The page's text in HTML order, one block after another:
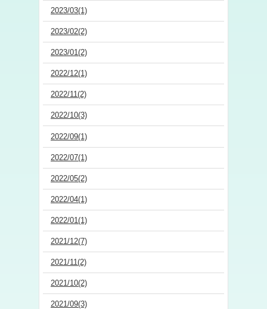
2023/03(1)
2023/02(2)
2023/01(2)
2022/12(1)
2022/11(2)
2022/10(3)
2022/09(1)
2022/07(1)
2022/05(2)
2022/04(1)
2022/01(1)
2021/12(7)
2021/11(2)
2021/10(2)
2021/09(3)